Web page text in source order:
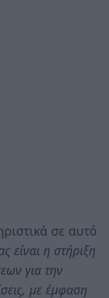
σε αυτό
είναι η στήριξη
για την
με έμφαση